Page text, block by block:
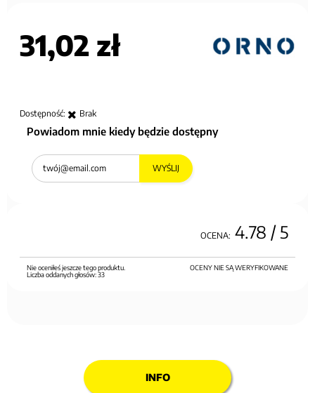
31,02 zł
Dostępność: Brak
Powiadom mnie kiedy będzie dostępny
WYŚLIJ
OCENA: 4.78 / 5
OCENY NIE SĄ WERYFIKOWANE
Nie oceniłeś jeszcze tego produktu.
Liczba oddanych głosów:33
INFO